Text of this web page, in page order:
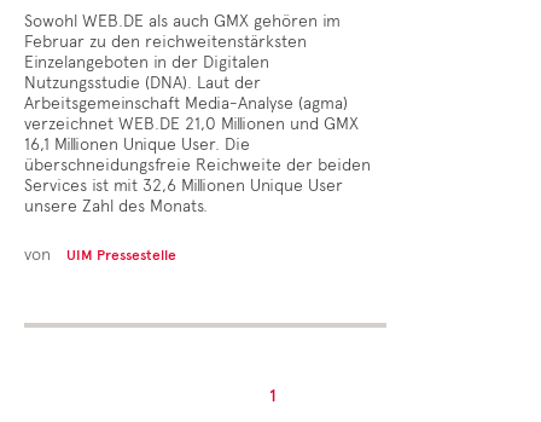
Sowohl WEB.DE als auch GMX gehören im
Februar zu den reichweitenstärksten
Einzelangeboten in der Digitalen
Nutzungsstudie (DNA). Laut der
Arbeitsgemeinschaft Media-Analyse (agma)
verzeichnet WEB.DE 21,0 Millionen und GMX
16,1 Millionen Unique User. Die
überschneidungsfreie Reichweite der beiden
Services ist mit 32,6 Millionen Unique User
unsere Zahl des Monats.
von UIM Pressestelle
1